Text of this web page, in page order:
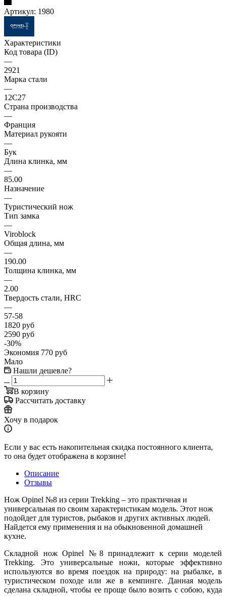
Артикул: 1980
Характеристики
Код товара (ID)
—
2921
Марка стали
—
12C27
Страна производства
—
Франция
Материал рукояти
—
Бук
Длина клинка, мм
—
85.00
Назначение
—
Туристический нож
Тип замка
—
Viroblock
Общая длина, мм
—
190.00
Толщина клинка, мм
—
2.00
Твердость стали, HRC
—
57-58
1820 руб
2590 руб
-30%
Экономия 770 руб
Мало
Нашли дешевле?
В корзину
Рассчитать доставку
Хочу в подарок
Если у вас есть накопительная скидка постоянного клиента,
то она будет отображена в корзине!
Описание
Отзывы
Нож Opinel №8 из серии Trekking – это практичная и
универсальная по своим характеристикам модель. Этот нож
подойдет для туристов, рыбаков и других активных людей.
Найдется ему применения и на обыкновенной домашней
кухне.
Складной нож Opinel №8 принадлежит к серии моделей
Trekking. Это универсальные ножи, которые эффективно
используются во время поездок на природу: на рыбалке, в
туристическом походе или же в кемпинге. Данная модель
сделана складной, чтобы ее проще было возить с собою, куда